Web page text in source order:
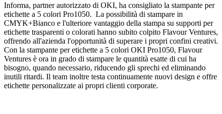
Informa, partner autorizzato di OKI, ha consigliato la stampante per
etichette a 5 colori Pro1050. La possibilità di stampare in
CMYK+Bianco e l'ulteriore vantaggio della stampa su supporti per
etichette trasparenti o colorati hanno subito colpito Flavour Ventures,
offrendo all'azienda l'opportunità di superare i propri confini creativi.
Con la stampante per etichette a 5 colori OKI Pro1050, Flavour
Ventures è ora in grado di stampare le quantità esatte di cui ha
bisogno, quando necessario, riducendo gli sprechi ed eliminando
inutili ritardi. Il team inoltre testa continuamente nuovi design e offre
etichette personalizzate ai propri clienti corporate.